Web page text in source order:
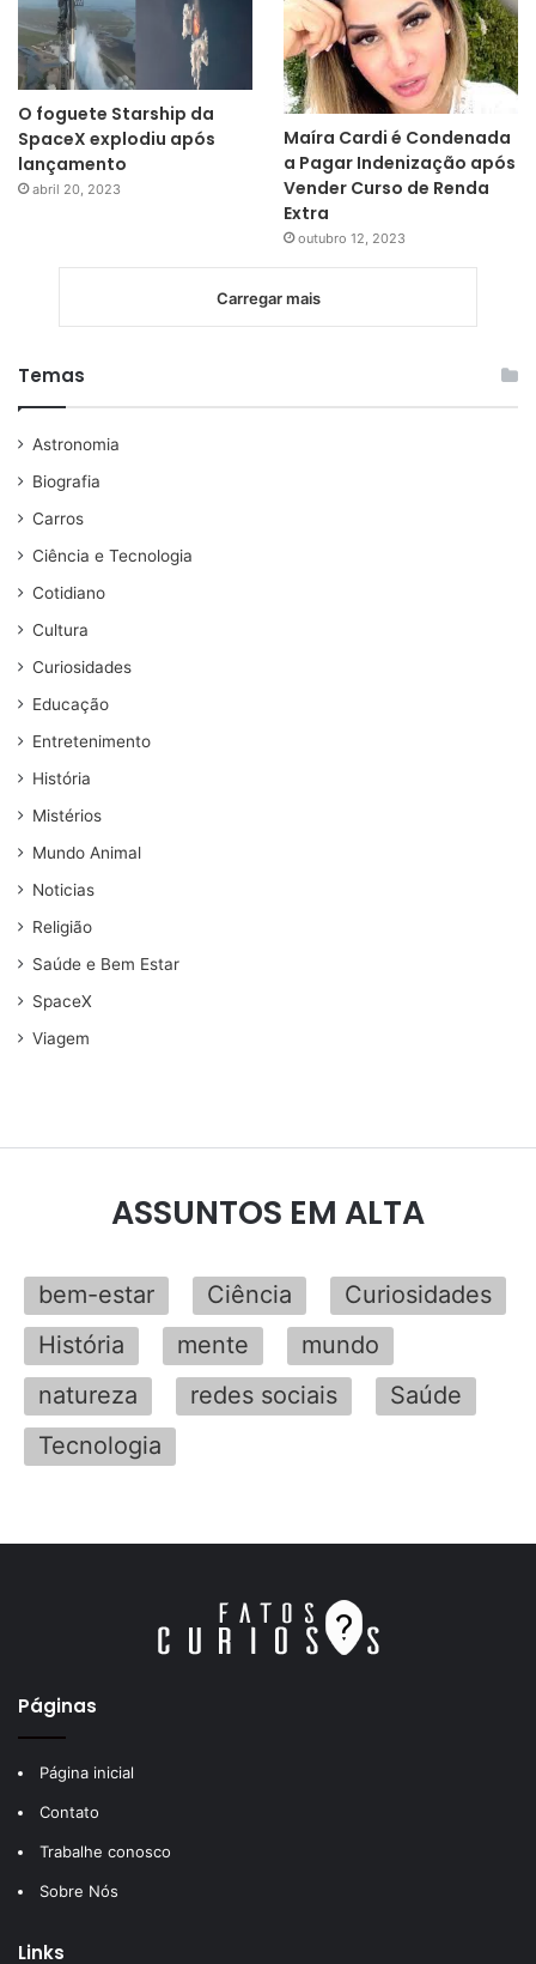
O foguete Starship da
SpaceX explodiu após
lançamento
abril 20, 2023
Maíra Cardi é Condenada
a Pagar Indenização após
Vender Curso de Renda
Extra
outubro 12, 2023
Carregar mais
Temas
Astronomia
Biografia
Carros
Ciência e Tecnologia
Cotidiano
Cultura
Curiosidades
Educação
Entretenimento
História
Mistérios
Mundo Animal
Noticias
Religião
Saúde e Bem Estar
SpaceX
Viagem
ASSUNTOS EM ALTA
bem-estar Ciência
Curiosidades
História
mente
mundo
natureza
redes sociais
Saúde
Tecnologia
Páginas
Página inicial
Contato
Trabalhe conosco
Sobre Nós
Links